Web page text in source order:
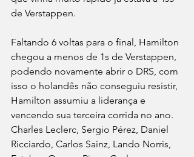
de Verstappen.
Faltando 6 voltas para o final, Hamilton
chegou a menos de 1s de Verstappen,
podendo novamente abrir o DRS, com
isso o holandês não conseguiu resistir,
Hamilton assumiu a liderança e
vencendo sua terceira corrida no ano.
Charles Leclerc, Sergio Pérez, Daniel
Ricciardo, Carlos Sainz, Lando Norris,